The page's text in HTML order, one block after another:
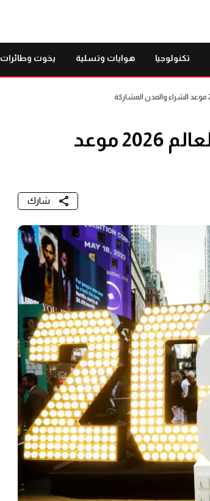
تكنولوجيا هوايات وتسلية يخوت وطائرات
كل ما تريد معرفته عن تذاكر كاس العالم 2026 موعد
شارك